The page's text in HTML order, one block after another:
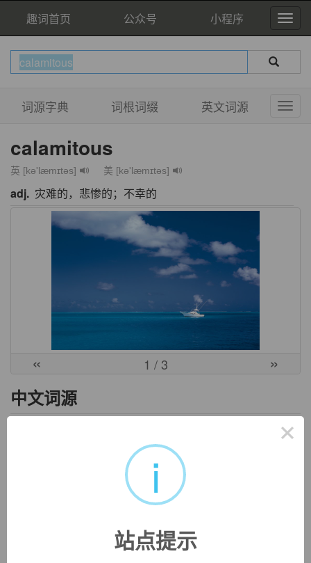
趣词首页 公众号 小程序
词源字典 词根词缀 英文词源
calamitous
英 [kə'læmɪtəs] 美 [kə'læmɪtəs]
adj. 灾难的，悲惨的；不幸的
« 1 / 3 »
中文词源
×
i
站点提示